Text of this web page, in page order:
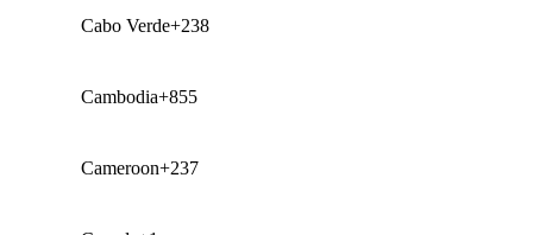
Cabo Verde+238
Cambodia+855
Cameroon+237